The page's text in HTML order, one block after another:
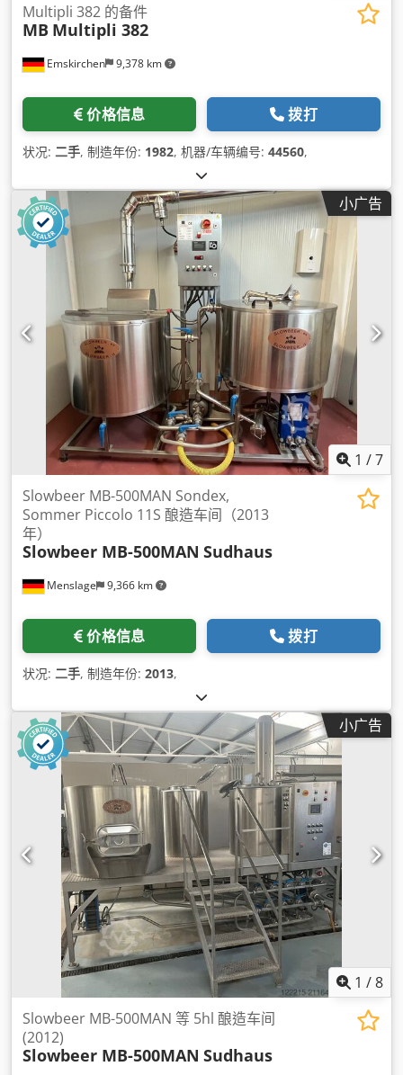
Emskirchen 9,378 km
Multipli 382 的备件
MB Multipli 382
价格信息 拨打
状况: 二手, 制造年份: 1982, 机器/车辆编号: 44560,
小广告
1 /7
Menslage 9,366 km
Slowbeer MB-500MAN Sondex,
Sommer Piccolo 11S 酿造车间（2013
年）
Slowbeer MB-500MAN Sudhaus
价格信息 拨打
状况: 二手, 制造年份: 2013,
小广告
1 /8
Slowbeer MB-500MAN 等 5hl 酿造车间
(2012)
Slowbeer MB-500MAN Sudhaus